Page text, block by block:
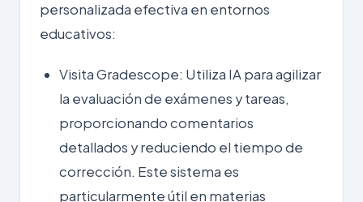
personalizada efectiva en entornos
educativos:
Visita Gradescope: Utiliza IA para agilizar
la evaluación de exámenes y tareas,
proporcionando comentarios
detallados yreduciendo el tiempode
corrección. Este sistema es
particularmente útil en materias